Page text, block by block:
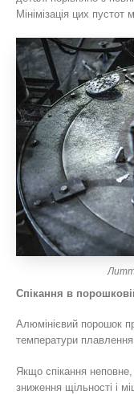
Мінімізація цих
Спікання в
Алюмінієвий порошок
температури
Якщо спікання
зниження щільності і